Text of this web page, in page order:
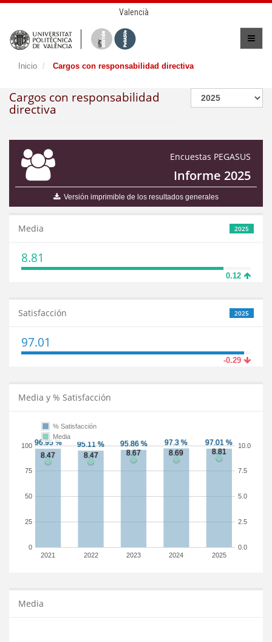
Valencià
Inicio Cargos con responsabilidad directiva
Cargos con responsabilidad
directiva
Encuestas PEGASUS
Informe 2025
Versión imprimible de los resultados generales
2025
Media
8.81
0.12
2025
Satisfacción
97.01
-0.29
Media y % Satisfacción
2021 2022 2023 2024 2025
0
25
50
75
100
0.0
2.5
5.0
7.5
10.0
% Satisfacción
Media
Media